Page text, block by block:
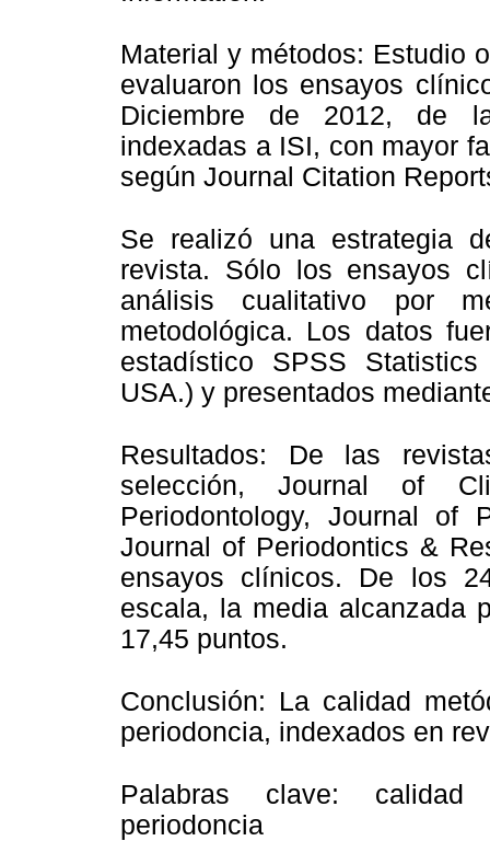
Material y métodos: Estudio
evaluaron los ensayos
Diciembre de 2012, de
indexadas a ISI, con mayor
según Journal Citation
Se realizó una estrategia
revista. Sólo los ensayos
análisis cualitativo por
metodológica. Los datos
estadístico SPSS
USA.) y presentados
Resultados: De las
selección, Journal of
Periodontology, Journal of
Journal of Periodontics &
ensayos clínicos. De los
escala, la media alcanzada
17,45 puntos.
Conclusión: La calidad
periodoncia, indexados en
Palabras clave: calidad
periodoncia